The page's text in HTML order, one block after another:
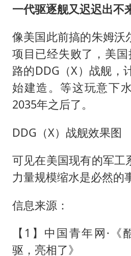
一代驱逐舰又迟迟出不
像美国此前搞的朱姆沃
项目已经失败了，美
路的DDG（X）战舰，
始建造。等这玩意下
2035年之后了。
DDG（X）战舰效果图
可见在美国现有的军工
力量规模缩水是必然的
信息来源：
【1】中国青年网·《
驱，亮相了》